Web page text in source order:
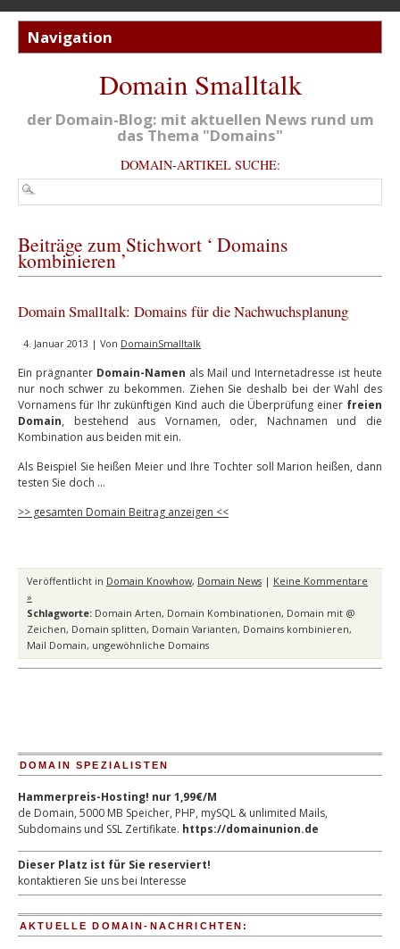
Domain Smalltalk
der Domain-Blog: mit aktuellen News rund um
das Thema "Domains"
DOMAIN-ARTIKEL SUCHE:
Beiträge zum Stichwort ‘ Domains
kombinieren ’
Domain Smalltalk: Domains für die Nachwuchsplanung
4. Januar 2013 | Von DomainSmalltalk
Ein prägnanter Domain-Namen als Mail und Internetadresse ist heute
nur noch schwer zu bekommen. Ziehen Sie deshalb bei der Wahl des
Vornamens für Ihr zukünftigen Kind auch die Überprüfung einer freien
Domain, bestehend aus Vornamen, oder, Nachnamen und die
Kombination aus beiden mit ein.
Als Beispiel Sie heißen Meier und Ihre Tochter soll Marion heißen, dann
testen Sie doch …
>> gesamten Domain Beitrag anzeigen <<
Veröffentlicht in Domain Knowhow, Domain News | Keine Kommentare
»
Schlagworte: Domain Arten, Domain Kombinationen, Domain mit @
Zeichen, Domain splitten, Domain Varianten, Domains kombinieren,
Mail Domain, ungewöhnliche Domains
DOMAIN SPEZIALISTEN
Hammerpreis-Hosting! nur 1,99€/M
de Domain, 5000 MB Speicher, PHP, mySQL & unlimited Mails,
Subdomains und SSL Zertifikate. https://domainunion.de
Dieser Platz ist für Sie reserviert!
kontaktieren Sie uns bei Interesse
AKTUELLE DOMAIN-NACHRICHTEN: